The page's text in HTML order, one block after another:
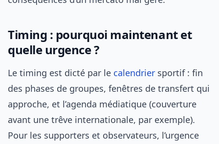
Timing : pourquoi maintenant et
quelle urgence ?
Le timing est dicté par le calendrier sportif : fin
des phases de groupes, fenêtres de transfert qui
approche, et l’agenda médiatique (couverture
avant une trêve internationale, par exemple).
Pour les supporters et observateurs, l’urgence